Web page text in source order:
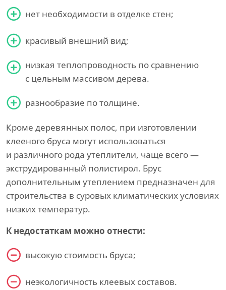
нет необходимости в отделке стен;
красивый внешний вид;
низкая теплопроводность по сравнению
с цельным массивом дерева.
разнообразие по толщине.
Кроме деревянных полос, при изготовлении
клееного бруса могут использоваться
и различного рода утеплители, чаще всего —
экструдированный полистирол. Брус
дополнительным утеплением предназначен для
строительства в суровых климатических условиях
низких температур.
К недостаткам можно отнести:
высокую стоимость бруса;
неэкологичность клеевых составов.